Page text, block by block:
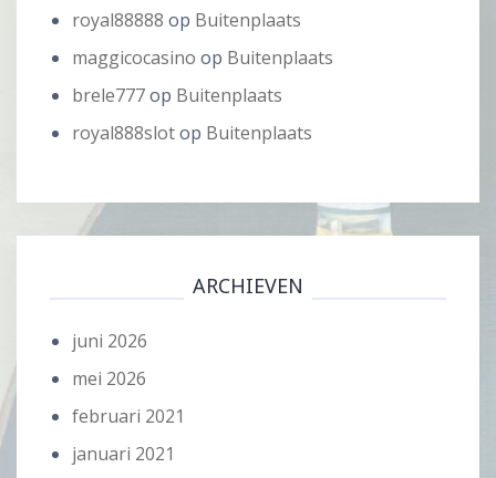
royal88888 op Buitenplaats
maggicocasino op Buitenplaats
brele777op Buitenplaats
royal888slotop Buitenplaats
ARCHIEVEN
juni 2026
mei 2026
februari 2021
januari 2021